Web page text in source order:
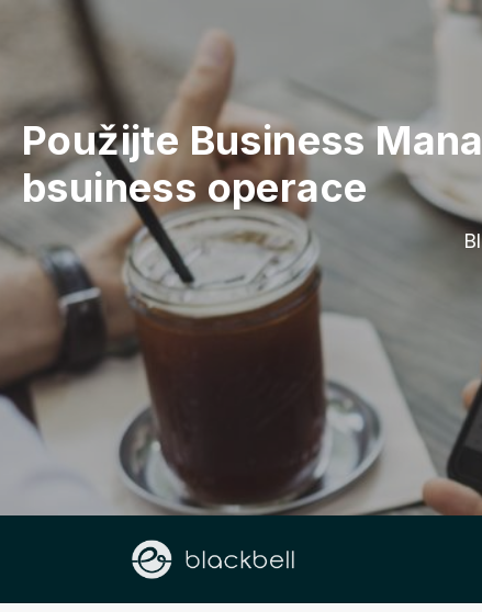
Použijte Business
bsuiness operace
O nás